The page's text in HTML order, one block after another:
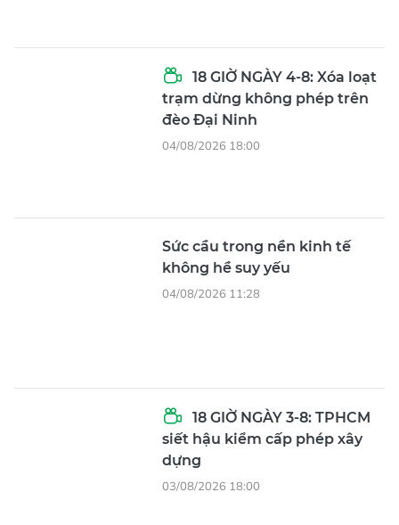
18 GIỜ NGÀY 4-8: Xóa loạt
trạm dừng không phép trên
đèo Đại Ninh
04/08/2026 18:00
Sức cầu trong nền kinh tế
không hề suy yếu
04/08/2026 11:28
18 GIỜ NGÀY 3-8: TPHCM
siết hậu kiểm cấp phép xây
dựng
03/08/2026 18:00